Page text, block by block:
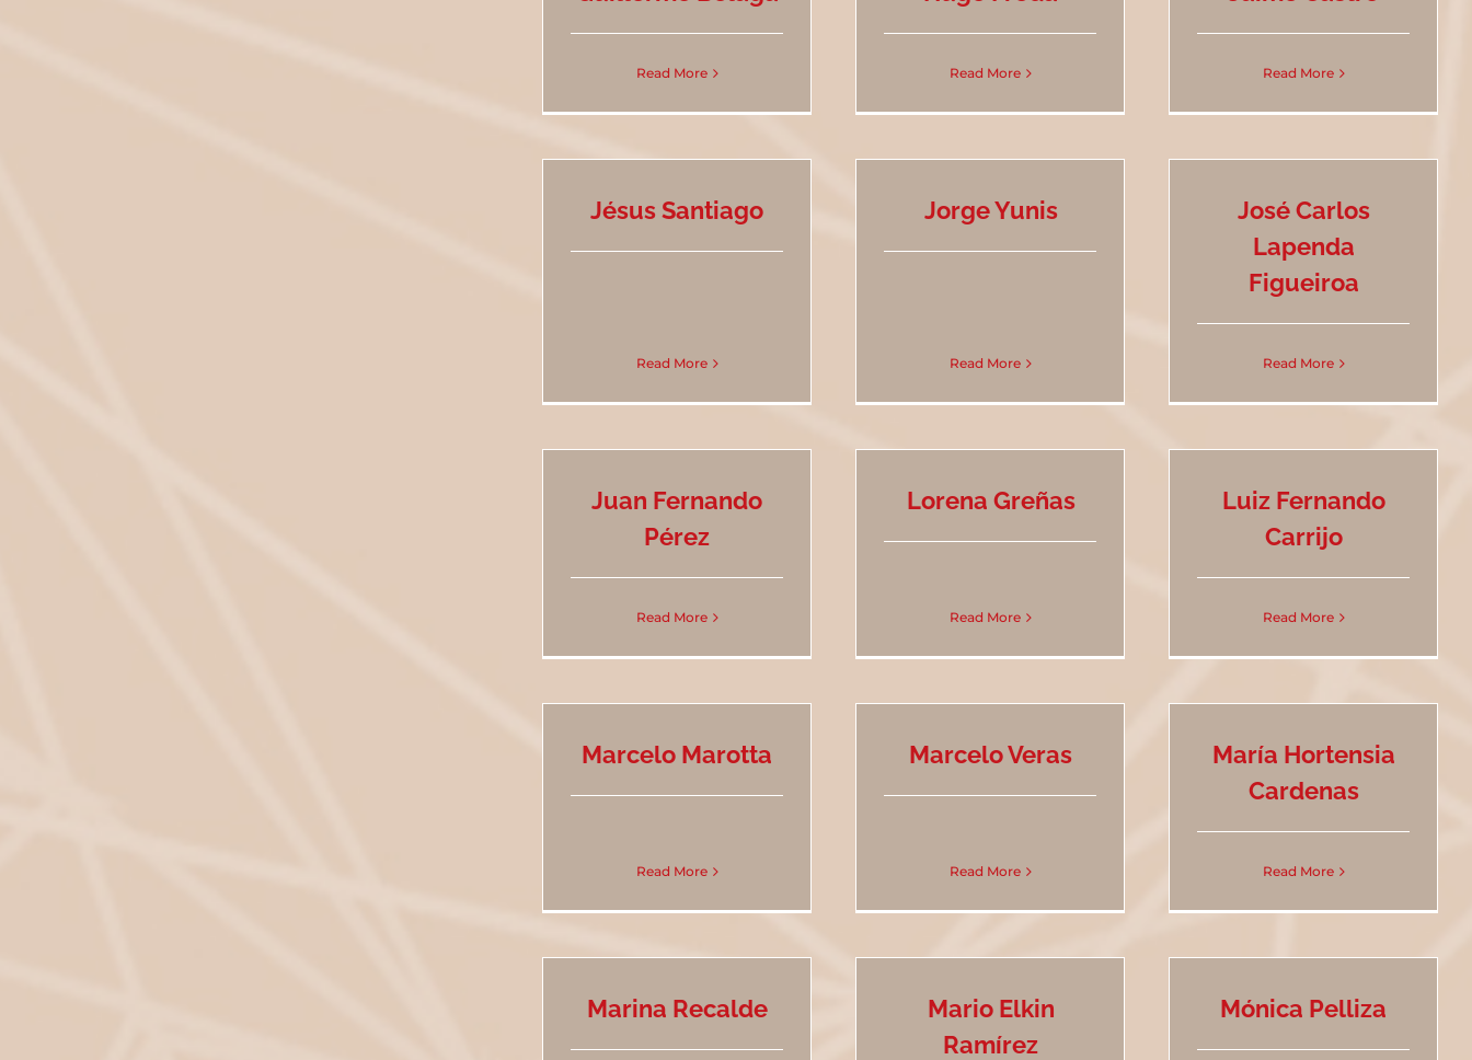
Read More Read More Read More
Jésus Santiago
Read More
Jorge Yunis
Read More
José Carlos
Lapenda
Figueiroa
Read More
Juan Fernando
Pérez
Read More
Lorena Greñas
Read More
Luiz Fernando
Carrijo
Read More
Marcelo Marotta
Read More
Marcelo Veras
Read More
María Hortensia
Cardenas
Read More
Marina Recalde
Mario Elkin
Ramírez
Mónica Pelliza